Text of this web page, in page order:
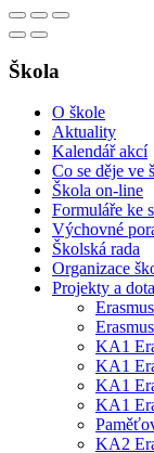
Škola
O škole
Aktuality
Kalendář akcí
Co se děje ve
Škola on-line
Formuláře ke
Výchovné
Školská rada
Organizace
Projekty a
KA1
KA1
KA1
KA1
KA2